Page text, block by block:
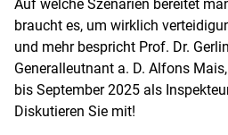
braucht es, um wirklich
und mehr bespricht Prof. Dr.
Generalleutnant a. D. Alfons
bis September 2025 als
Diskutieren Sie mit!